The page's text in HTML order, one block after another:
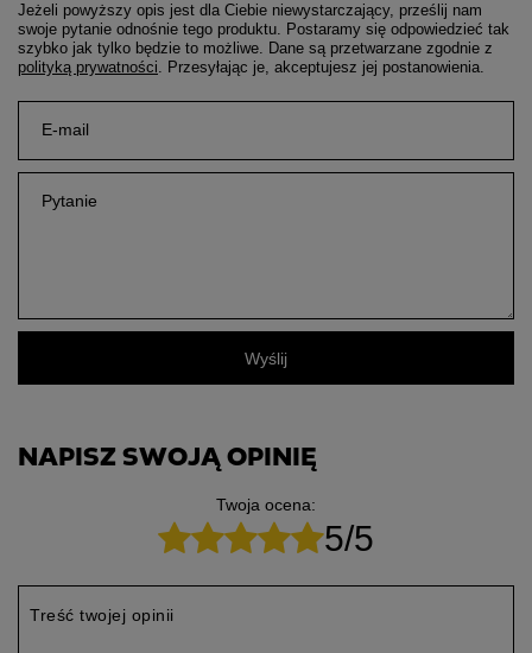
Jeżeli powyższy opis jest dla Ciebie niewystarczający, prześlij nam
swoje pytanie odnośnie tego produktu. Postaramy się odpowiedzieć tak
szybko jak tylko będzie to możliwe. Dane są przetwarzane zgodnie z
polityką prywatności. Przesyłając je, akceptujesz jej postanowienia.
E-mail
Pytanie
Wyślij
NAPISZ SWOJĄ OPINIĘ
Twoja ocena:
5/5
Treść twojej opinii